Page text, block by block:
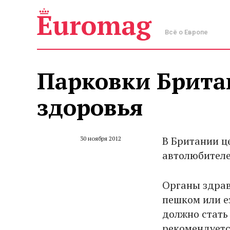
Всё о Европе
Парковки
здоровья
30 ноября 2012
В Британии
Органы
пешком или
должно